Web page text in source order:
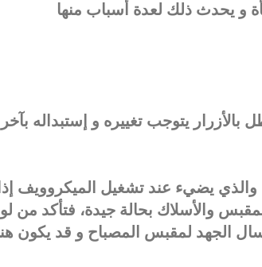
و يحدث ذلك لعدة أسباب منها
يتوجب تغييره و إستبداله
يضيء عند تشغيل الميكروويف
والأسلاك بحالة جيدة، فتأكد من
الجهد لمقبس المصباح و قد يكون